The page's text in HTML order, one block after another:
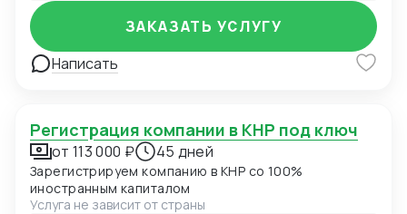
Написать
ЗАКАЗАТЬ УСЛУГУ
Регистрация компании в КНР под ключ
от 113 000 ₽ 45 дней
Зарегистрируем компанию в КНР со 100%
иностранным капиталом
Услуга не зависит от страны